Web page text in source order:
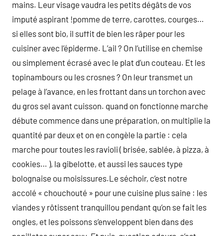
mains. Leur visage vaudra les petits dégâts de vos
imputé aspirant !pomme de terre, carottes, courges…
si elles sont bio, il suffit de bien les râper pour les
cuisiner avec l’épiderme. L’ail ? On l’utilise en chemise
ou simplement écrasé avec le plat d’un couteau. Et les
topinambours ou les crosnes ? On leur transmet un
pelage à l’avance, en les frottant dans un torchon avec
du gros sel avant cuisson. quand on fonctionne marche
débute commence dans une préparation, on multiplie la
quantité par deux et on en congèle la partie : cela
marche pour toutes les ravioli ( brisée, sablée, à pizza, à
cookies… ), la gibelotte, et aussi les sauces type
bolognaise ou moisissures.Le séchoir, c’est notre
accolé « chouchouté » pour une cuisine plus saine : les
viandes y rôtissent tranquillou pendant qu’on se fait les
ongles, et les poissons s’enveloppent bien dans des